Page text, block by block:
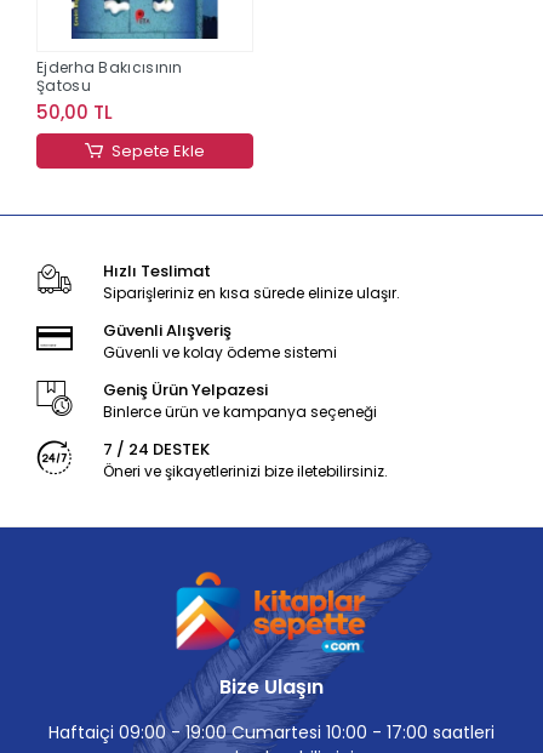
Ejderha Bakıcısının
Şatosu
50,00 TL
Sepete Ekle
Hızlı Teslimat
Siparişleriniz en kısa sürede elinize ulaşır.
Güvenli Alışveriş
Güvenli ve kolay ödeme sistemi
Geniş Ürün Yelpazesi
Binlerce ürün ve kampanya seçeneği
7 / 24 DESTEK
Öneri ve şikayetlerinizi bize iletebilirsiniz.
Bize Ulaşın
Haftaiçi 09:00 - 19:00 Cumartesi 10:00 - 17:00 saatleri